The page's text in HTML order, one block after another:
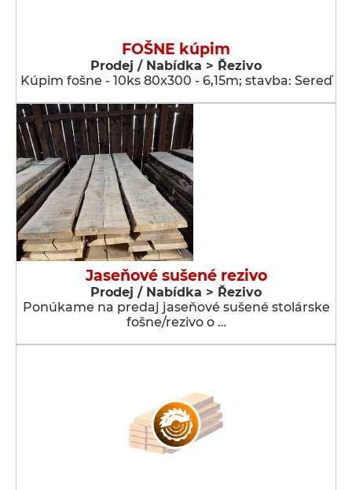
FOŠNE kúpim
Prodej / Nabídka > Řezivo
Kúpim fošne - 10ks 80x300 - 6,15m; stavba: Sereď
Jaseňové sušené rezivo
Prodej / Nabídka > Řezivo
Ponúkame na predaj jaseňové sušené stolárske
fošne/rezivo o …